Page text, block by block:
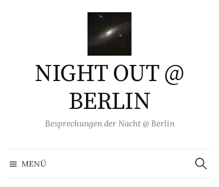
NIGHT OUT @
BERLIN
Besprechungen der Nacht @ Berlin
MENÜ
Suchen
nach: